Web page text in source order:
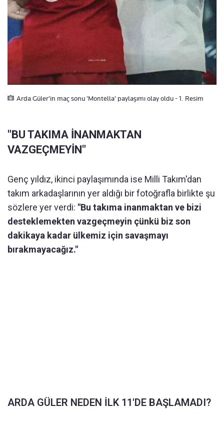
Arda Güler'in maç sonu 'Montella' paylaşımı olay oldu - 1. Resim
"BU TAKIMA İNANMAKTAN
VAZGEÇMEYİN"
Genç yıldız, ikinci paylaşımında ise Milli Takım'dan
takım arkadaşlarının yer aldığı bir fotoğrafla birlikte şu
sözlere yer verdi: "Bu takıma inanmaktan ve bizi
desteklemekten vazgeçmeyin çünkü biz son
dakikaya kadar ülkemiz için savaşmayı
bırakmayacağız."
ARDA GÜLER NEDEN İLK 11'DE BAŞLAMADI?